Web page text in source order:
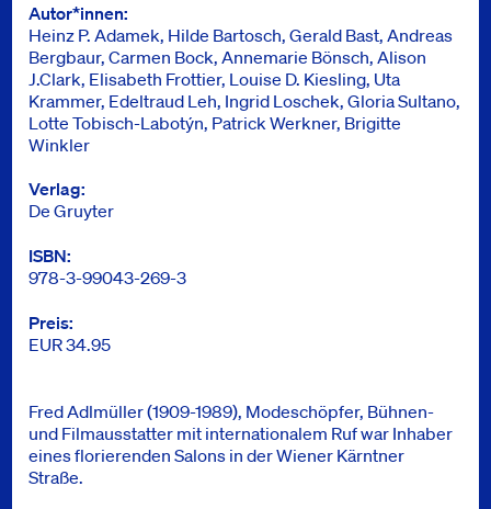
Autor*innen
Heinz P. Adamek, Hilde Bartosch, Gerald Bast, Andreas
Bergbaur, Carmen Bock, Annemarie Bönsch, Alison
J.Clark, Elisabeth Frottier, Louise D. Kiesling, Uta
Krammer, Edeltraud Leh, Ingrid Loschek, Gloria Sultano,
Lotte Tobisch-Labotýn, Patrick Werkner, Brigitte
Winkler
Verlag
De Gruyter
ISBN
978-3-99043-269-3
Preis
EUR 34.95
Fred Adlmüller (1909-1989), Modeschöpfer, Bühnen-
und Filmausstatter mit internationalem Ruf war Inhaber
eines florierenden Salons in der Wiener Kärntner
Straße.